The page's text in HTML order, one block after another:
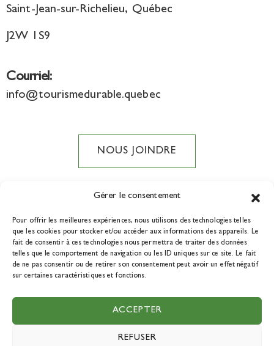
Gérer le consentement
Pour offrir les meilleures expériences, nous utilisons des technologies telles
que les cookies pour stocker et/ou accéder aux informations des appareils. Le
fait de consentir à ces technologies nous permettra de traiter des données
telles que le comportement de navigation ou les ID uniques sur ce site. Le fait
de ne pas consentir ou de retirer son consentement peut avoir un effet négatif
sur certaines caractéristiques et fonctions.
ACCEPTER
REFUSER
Saint-Jean-sur-Richelieu, Québec
J2W 1S9
Courriel:
info@tourismedurable.quebec
NOUS JOINDRE
DEVENIR MEMBRE
© 2021 Tourisme durable Québec. Tous droits réservés. Une
La boîte à outils.